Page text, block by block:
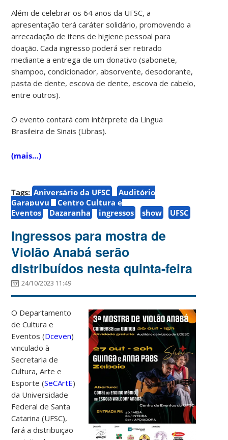
Além de celebrar os 64 anos da UFSC, a
apresentação terá caráter solidário, promovendo a
arrecadação de itens de higiene pessoal para
doação. Cada ingresso poderá ser retirado
mediante a entrega de um donativo (sabonete,
shampoo, condicionador, absorvente, desodorante,
pasta de dente, escova de dente, escova de cabelo,
entre outros).
O evento contará com intérprete da Língua
Brasileira de Sinais (Libras).
(mais…)
Tags: Aniversário da UFSC
Auditório
Garapuvu
Centro Cultura e
Eventos
Dazaranha ingressos show UFSC
Ingressos para mostra de
Violão Anabá serão
distribuídos nesta quinta-feira
24/10/2023 11:49
O Departamento
de Cultura e
Eventos (Dceven)
vinculado à
Secretaria de
Cultura, Arte e
Esporte (SeCArtE)
da Universidade
Federal de Santa
Catarina (UFSC),
fará a distribuição